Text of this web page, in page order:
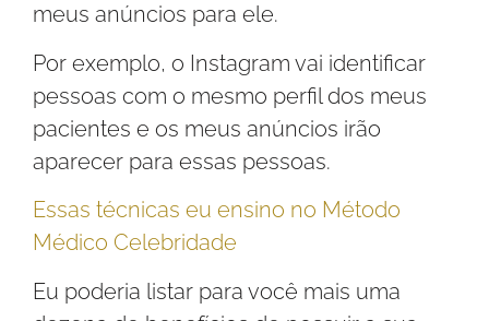
meus anúncios para ele.
Por exemplo, o Instagram vai identificar
pessoas com o mesmo perfil dos meus
pacientes e os meus anúncios irão
aparecer para essas pessoas.
Essas técnicas eu ensino no Método
Médico Celebridade
Eu poderia listar para você mais uma